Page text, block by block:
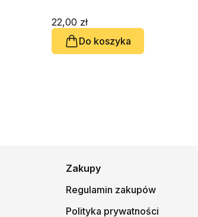
22,00 zł
Do koszyka
Zakupy
Regulamin zakupów
Polityka prywatności